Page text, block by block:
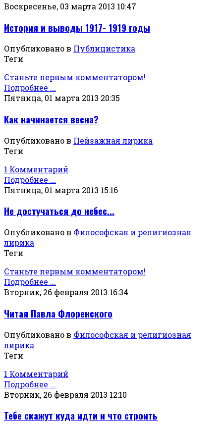
Воскресенье, 03 марта 2013 10:47
История и выводы 1917- 1919 годы
Опубликовано в Публицистика
Теги
Станьте первым комментатором!
Подробнее ...
Пятница, 01 марта 2013 20:35
Как начинается весна?
Опубликовано в Пейзажная лирика
Теги
1 Комментарий
Подробнее ...
Пятница, 01 марта 2013 15:16
Не достучаться до небес...
Опубликовано в Философская и религиозная
лирика
Теги
Станьте первым комментатором!
Подробнее ...
Вторник, 26 февраля 2013 16:34
Читая Павла Флоренского
Опубликовано в Философская и религиозная
лирика
Теги
1 Комментарий
Подробнее ...
Вторник, 26 февраля 2013 12:10
Тебе скажут куда идти и что строить